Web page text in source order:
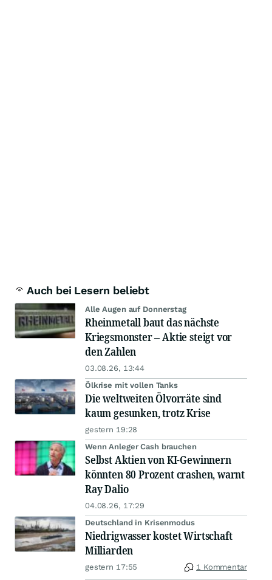
Auch bei Lesern beliebt
Alle Augen auf Donnerstag
Rheinmetall baut das nächste
Kriegsmonster – Aktie steigt vor
den Zahlen
03.08.26, 13:44
Ölkrise mit vollen Tanks
Die weltweiten Ölvorräte sind
kaum gesunken, trotz Krise
gestern 19:28
Wenn Anleger Cash brauchen
Selbst Aktien von KI-Gewinnern
könnten 80 Prozent crashen, warnt
Ray Dalio
04.08.26, 17:29
Deutschland in Krisenmodus
Niedrigwasser kostet Wirtschaft
Milliarden
gestern 17:55 1 Kommentar